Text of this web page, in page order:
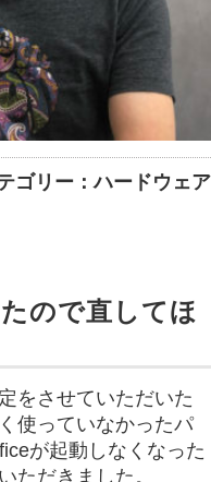
ゴリー：ハードウェア
ので直してほ
をさせていただいた
使っていなかったパ
が起動しなくなった
ただきました。